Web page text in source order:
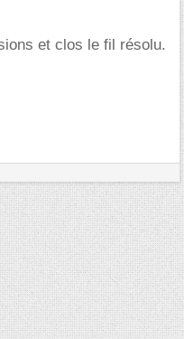
et clos le fil résolu.